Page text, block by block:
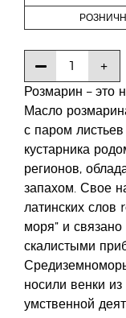
Розмарин – это
Масло
с паром листьев
кустарника
регионов,
запахом. Свое
латинских слов
моря” и
скалистыми
носили венки
умственной